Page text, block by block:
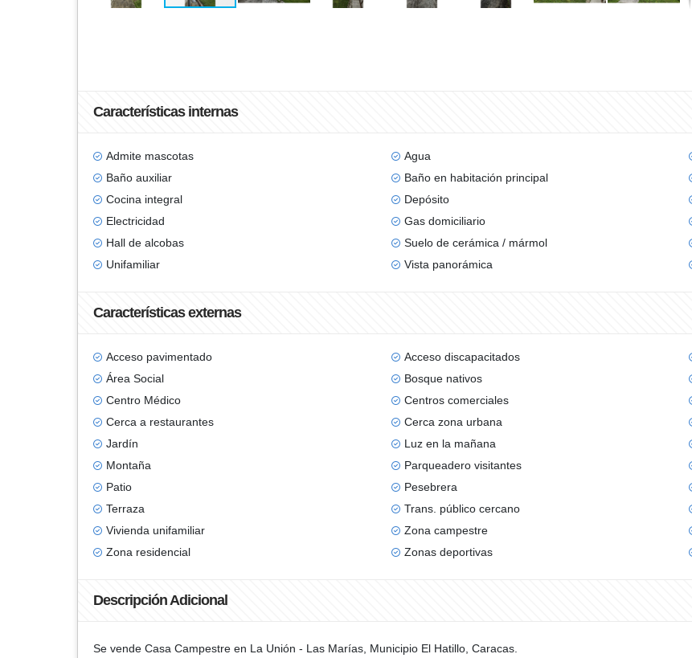
Características internas
Admite mascotas Agua
Baño auxiliar
Baño en habitación principal
Cocina integral
Depósito
Electricidad
Gas domiciliario
Hall de alcobas
Suelo de cerámica / mármol
Unifamiliar
Vista panorámica
Características externas
Acceso pavimentado Acceso discapacitados
Área Social
Bosque nativos
Centro Médico
Centros comerciales
Cerca a restaurantes
Cerca zona urbana
Jardín
Luz en la mañana
Montaña
Parqueadero visitantes
Patio
Pesebrera
Terraza
Trans. público cercano
Vivienda unifamiliar
Zona campestre
Zona residencial
Zonas deportivas
Descripción Adicional
Se vende Casa Campestre en La Unión - Las Marías, Municipio El Hatillo, Caracas.